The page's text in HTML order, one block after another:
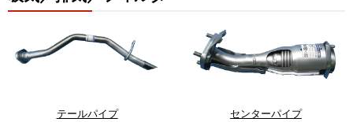
テールパイプ センターパイプ